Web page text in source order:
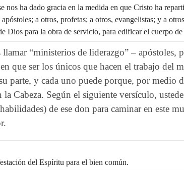
nos ha dado gracia en la medida en que Cristo ha
a otros, profetas; a otros, evangelistas; y a
Dios para la obra de servicio, para edificar el cuerpo
“ministerios de liderazgo” – apóstoles,
que ser los únicos que hacen el trabajo del
parte, y cada uno puede porque, por medio
la Cabeza. Según el siguiente versículo,
de ese don para caminar en este
del Espíritu para el bien común.